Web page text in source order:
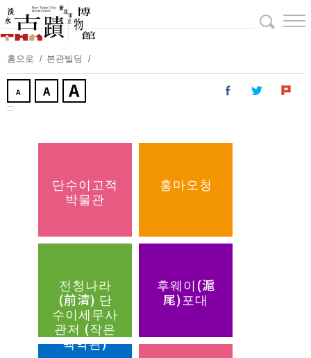
주
요
내
용
보
홈으로 본관빌딩
:::
단수이고적
박물관
홍마오청
전청나라
(前清) 단
수이세무사
관저 (작은
백악관)
후웨이(滬
尾)포대